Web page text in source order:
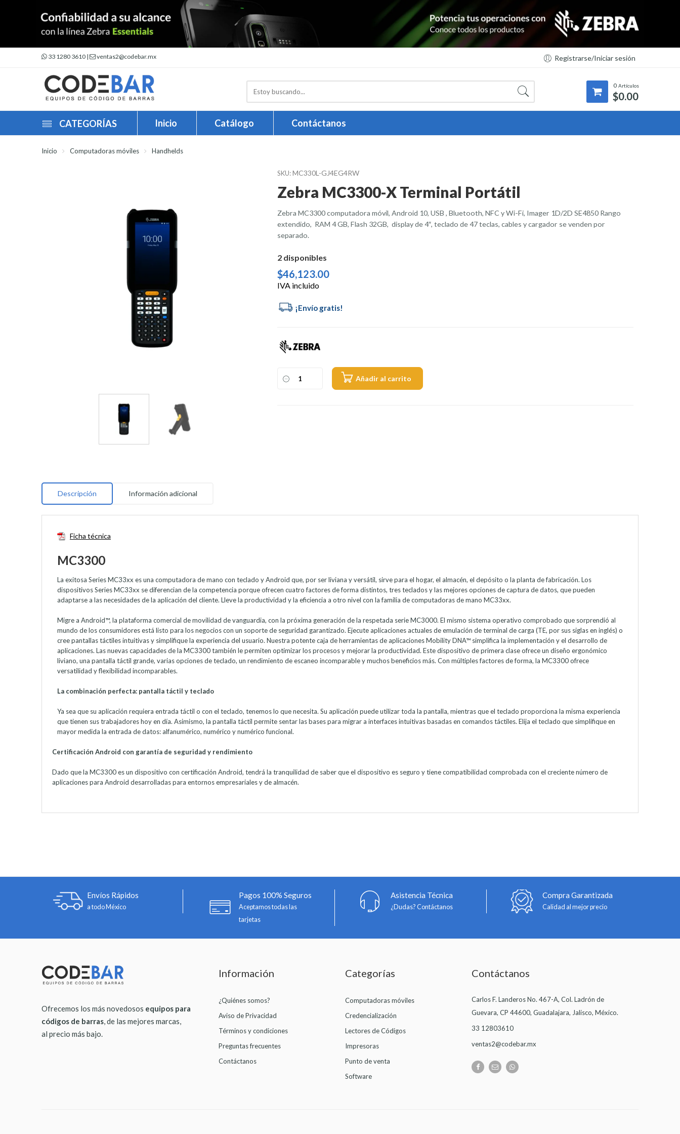
33 1280 3610 | ventas2@codebar.mx Registrarse/Iniciar sesión
here
0 Artículos
$0.00
CATEGORÍAS Inicio Catálogo Contáctanos
Inicio Computadoras móviles Handhelds
SKU:MC330L-GJ4EG4RW
Zebra MC3300-X Terminal Portátil
Zebra MC3300 computadora móvil, Android 10, USB , Bluetooth, NFC y Wi-Fi, Imager 1D/2D SE4850 Rango
extendido, RAM 4 GB, Flash 32GB, display de 4″, teclado de 47 teclas, cables y cargador se venden por
separado.
2 disponibles
$46,123.00
IVA incluido
Añadir al carrito
Descripción Información adicional
Ficha técnica
MC3300
La exitosa Series MC33xx es una computadora de mano con teclado y Android que, por ser liviana y versátil, sirve para el hogar, el almacén, el depósito o la planta de fabricación. Los
dispositivos Series MC33xx se diferencian de la competencia porque ofrecen cuatro factores de forma distintos, tres teclados y las mejores opciones de captura de datos, que pueden
adaptarse a las necesidades de la aplicación del cliente. Lleve la productividad y la eficiencia a otro nivel con la familia de computadoras de mano MC33xx.
Migre a Android™, la plataforma comercial de movilidad de vanguardia, con la próxima generación de la respetada serie MC3000. El mismo sistema operativo comprobado que sorprendió al
mundo de los consumidores está listo para los negocios con un soporte de seguridad garantizado. Ejecute aplicaciones actuales de emulación de terminal de carga (TE, por sus siglas en inglés) o
cree pantallas táctiles intuitivas y simplifique la experiencia del usuario. Nuestra potente caja de herramientas de aplicaciones Mobility DNA™ simplifica la implementación y el desarrollo de
aplicaciones. Las nuevas capacidades de la MC3300 también le permiten optimizar los procesos y mejorar la productividad. Este dispositivo de primera clase ofrece un diseño ergonómico
liviano, una pantalla táctil grande, varias opciones de teclado, un rendimiento de escaneo incomparable y muchos beneficios más. Con múltiples factores de forma, la MC3300 ofrece
versatilidad y flexibilidad incomparables.
La combinación perfecta: pantalla táctil y teclado
Ya sea que su aplicación requiera entrada táctil o con el teclado, tenemos lo que necesita. Su aplicación puede utilizar toda la pantalla, mientras que el teclado proporciona la misma experiencia
que tienen sus trabajadores hoy en día. Asimismo, la pantalla táctil permite sentar las bases para migrar a interfaces intuitivas basadas en comandos táctiles. Elija el teclado que simplifique en
mayor medida la entrada de datos: alfanumérico, numérico y numérico funcional.
Certificación Android con garantía de seguridad y rendimiento
Dado que la MC3300 es un dispositivo con certificación Android, tendrá la tranquilidad de saber que el dispositivo es seguro y tiene compatibilidad comprobada con el creciente número de
aplicaciones para Android desarrolladas para entornos empresariales y de almacén.
Envíos Rápidos
a todo México
Pagos 100% Seguros
Aceptamos todas las
tarjetas
Asistencia Técnica
¿Dudas? Contáctanos
Compra Garantizada
Calidad al mejor precio
Ofrecemos los más novedosos equipos para
códigos de barras, de las mejores marcas,
al precio más bajo.
Información
¿Quiénes somos?
Aviso de Privacidad
Términos y condiciones
Preguntas frecuentes
Contáctanos
Categorías
Computadoras móviles
Credencialización
Lectores de Códigos
Impresoras
Punto de venta
Software
Contáctanos
Carlos F. Landeros No. 467-A, Col. Ladrón de
Guevara, CP 44600, Guadalajara, Jalisco, México.
33 12803610
ventas2@codebar.mx